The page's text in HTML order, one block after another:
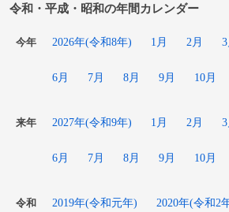
令和・平成・昭和の年間カレンダー
今年 2026年(令和8年) 1月 2月
6月 7月 8月 9月 10月
来年 2027年(令和9年) 1月 2月
6月 7月 8月 9月 10月
令和 2019年(令和元年) 2020年(令和2